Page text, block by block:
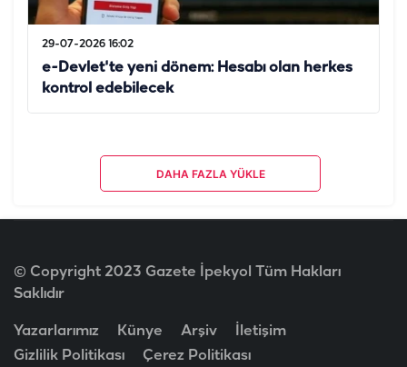
29-07-2026 16:02
e-Devlet'te yeni dönem: Hesabı olan herkes
kontrol edebilecek
DAHA FAZLA YÜKLE
© Copyright 2023 Gazete İpekyol Tüm Hakları
Saklıdır
Yazarlarımız Künye Arşiv
İletişim
Gizlilik Politikası
Çerez Politikası